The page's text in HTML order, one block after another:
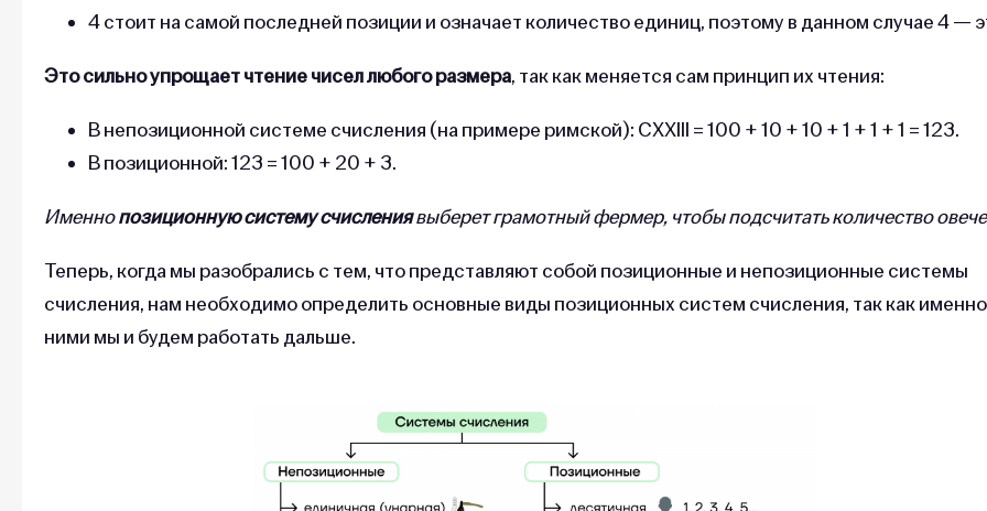
4 стоит на самой последней позиции и означает количество единиц, поэтому в данном случае 4 —
Это сильно упрощает чтение чисел любого размера, так как меняется сам принцип их чтения:
В непозиционной системе счисления (на примере римской): СХХIII = 100 + 10 + 10 + 1 + 1 + 1 = 123.
В позиционной: 123 = 100 + 20 + 3.
Именнопозиционную систему счислениявыберет грамотный фермер, чтобы подсчитать количество
Теперь, когда мы разобрались с тем, что представляют собой позиционные и непозиционные системы
счисления, нам необходимо определить основные виды позиционных систем счисления, так как
ними мы и будем работать дальше.